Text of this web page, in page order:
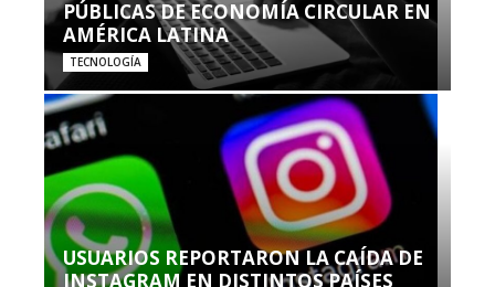
PÚBLICAS DE ECONOMÍA CIRCULAR EN
AMÉRICA LATINA
TECNOLOGÍA
USUARIOS REPORTARON LA CAÍDA DE
INSTAGRAM EN DISTINTOS PAÍSES